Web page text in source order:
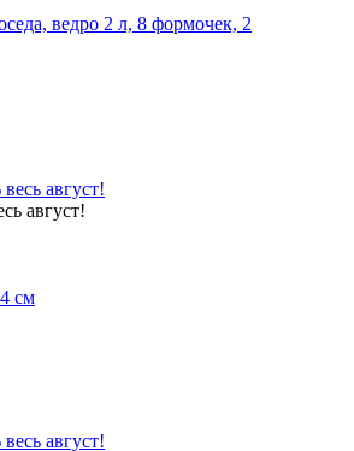
ведро 2 л, 8 формочек, 2
август!
см